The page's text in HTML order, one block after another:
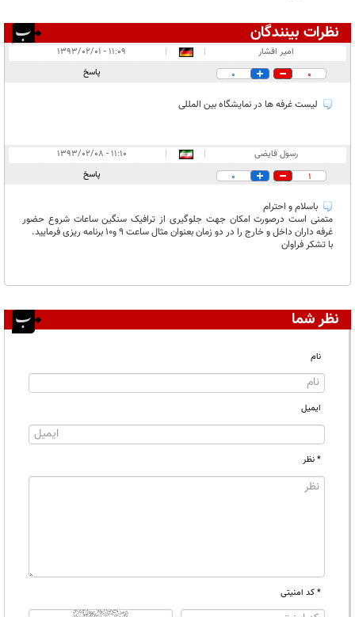
نظرات بینندگان
در انتظار بررسی:
امیر افشار |
|
۱۱:۰۹ - ۱۳۹۳/۰۲/۰۱
0
0 پاسخ
لیست غرفه ها در نمایشگاه بین المللی
رسول فایضی |
|
۱۱:۱۰ - ۱۳۹۳/۰۲/۰۸
1
0 پاسخ
باسلام و احترام
متمنی است درصورت امکان جهت جلوگیری از ترافیک سنگین ساعات شروع حضور
غرفه داران داخل و خارج را در دو زمان بعنوان مثال ساعت 9 و10 برنامه ریزی فرمایید.
با تشکر فراوان
نظر شما
نام
ایمیل
* نظر
* کد امنیتی